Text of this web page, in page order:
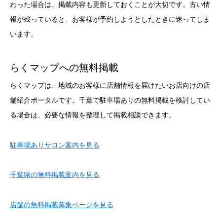
わった場合は、掲載内容も更新しておくことが大切です。古い情
報が残っていると、お客様が予約しようとしたときに迷ってしま
います。
らくマップへの無料掲載
らくマップは、地域のお客様に店舗情報を届けたいお店向けの店
舗紹介ポータルです。千葉で駐車場ありの無料掲載を検討してい
る場合は、必要な情報を整理して掲載相談できます。
駐車場ありサロン案内を見る
千葉県の無料掲載案内を見る
店舗の無料掲載募集ページを見る